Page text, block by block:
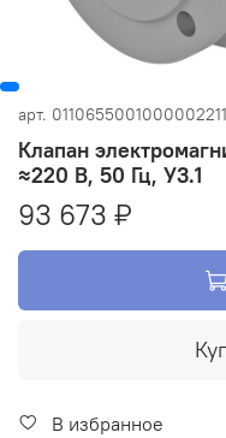
арт.
Клапан
≈220 В, 50 Гц, У3.1
93 673 ₽
В избранное